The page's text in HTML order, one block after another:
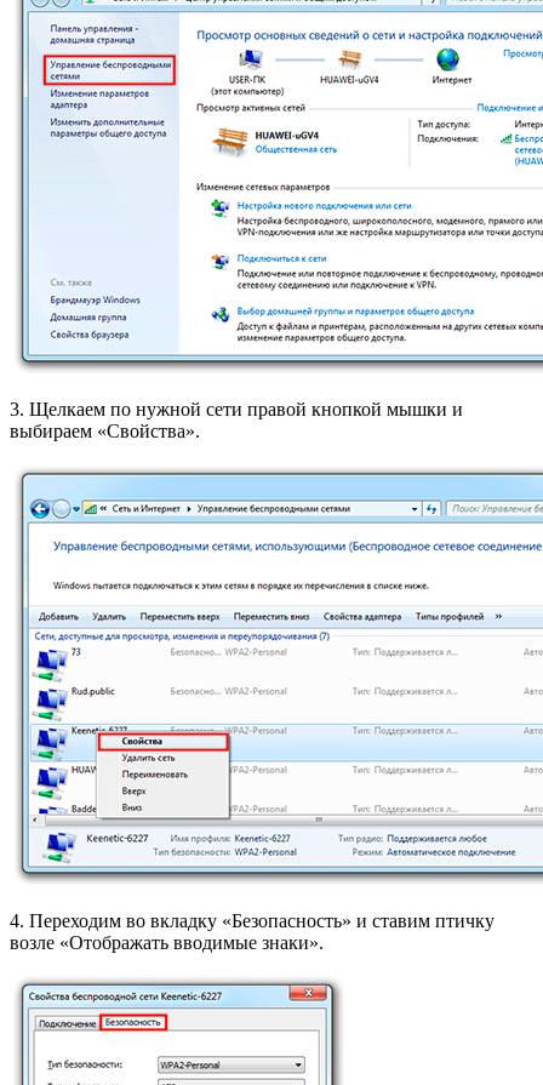
3. Щелкаем по нужной сети правой кнопкой мышки и
выбираем «Свойства».
4. Переходим во вкладку «Безопасность» и ставим птичку
возле «Отображать вводимые знаки».